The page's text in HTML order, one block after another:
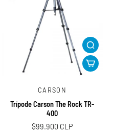
CARSON
Trípode Carson The Rock TR-
400
$99.900 CLP